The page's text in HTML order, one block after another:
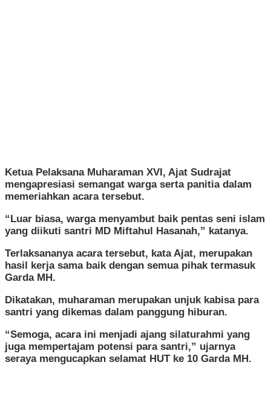
Ketua Pelaksana Muharaman XVI, Ajat Sudrajat
mengapresiasi semangat warga serta panitia dalam
memeriahkan acara tersebut.
“Luar biasa, warga menyambut baik pentas seni islam
yang diikuti santri MD Miftahul Hasanah,” katanya.
Terlaksananya acara tersebut, kata Ajat, merupakan
hasil kerja sama baik dengan semua pihak termasuk
Garda MH.
Dikatakan, muharaman merupakan unjuk kabisa para
santri yang dikemas dalam panggung hiburan.
“Semoga, acara ini menjadi ajang silaturahmi yang
juga mempertajam potensi para santri,” ujarnya
seraya mengucapkan selamat HUT ke 10 Garda MH.